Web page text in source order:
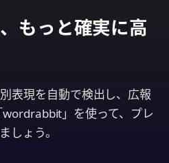
もっと確実に高
表現を自動で検出し、広報
」を使って、プレ
しょう。